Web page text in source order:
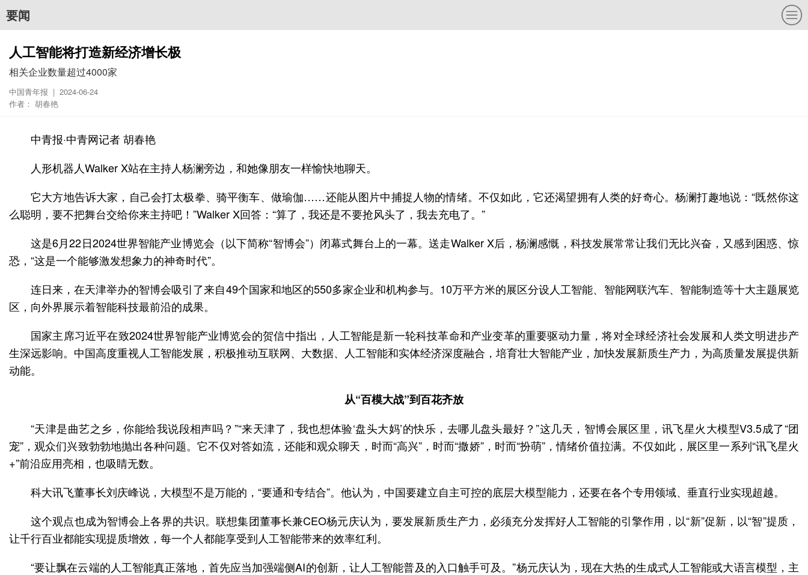
要闻
人工智能将打造新经济增长极
相关企业数量超过4000家
中国青年报 | 2024-06-24
作者： 胡春艳
中青报·中青网记者 胡春艳
人形机器人Walker X站在主持人杨澜旁边，和她像朋友一样愉快地聊天。
它大方地告诉大家，自己会打太极拳、骑平衡车、做瑜伽……还能从图片中捕捉人物的情绪。不仅如此，它还渴望拥有人类的好奇心。杨澜打趣地说：“既然你这
么聪明，要不把舞台交给你来主持吧！”Walker X回答：“算了，我还是不要抢风头了，我去充电了。”
这是6月22日2024世界智能产业博览会（以下简称“智博会”）闭幕式舞台上的一幕。送走Walker X后，杨澜感慨，科技发展常常让我们无比兴奋，又感到困惑、惊
恐，“这是一个能够激发想象力的神奇时代”。
连日来，在天津举办的智博会吸引了来自49个国家和地区的550多家企业和机构参与。10万平方米的展区分设人工智能、智能网联汽车、智能制造等十大主题展览
区，向外界展示着智能科技最前沿的成果。
国家主席习近平在致2024世界智能产业博览会的贺信中指出，人工智能是新一轮科技革命和产业变革的重要驱动力量，将对全球经济社会发展和人类文明进步产
生深远影响。中国高度重视人工智能发展，积极推动互联网、大数据、人工智能和实体经济深度融合，培育壮大智能产业，加快发展新质生产力，为高质量发展提供新
动能。
从“百模大战”到百花齐放
“天津是曲艺之乡，你能给我说段相声吗？”“来天津了，我也想体验‘盘头大妈’的快乐，去哪儿盘头最好？”这几天，智博会展区里，讯飞星火大模型V3.5成了“团
宠”，观众们兴致勃勃地抛出各种问题。它不仅对答如流，还能和观众聊天，时而“高兴”，时而“撒娇”，时而“扮萌”，情绪价值拉满。不仅如此，展区里一系列“讯飞星火
+”前沿应用亮相，也吸睛无数。
科大讯飞董事长刘庆峰说，大模型不是万能的，“要通和专结合”。他认为，中国要建立自主可控的底层大模型能力，还要在各个专用领域、垂直行业实现超越。
这个观点也成为智博会上各界的共识。联想集团董事长兼CEO杨元庆认为，要发展新质生产力，必须充分发挥好人工智能的引擎作用，以“新”促新，以“智”提质，
让千行百业都能实现提质增效，每一个人都能享受到人工智能带来的效率红利。
“要让飘在云端的人工智能真正落地，首先应当加强端侧AI的创新，让人工智能普及的入口触手可及。”杨元庆认为，现在大热的生成式人工智能或大语言模型，主